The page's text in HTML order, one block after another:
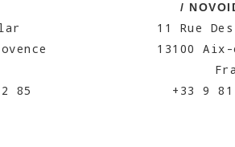
85
/
11 Rue
13100 Aix-
+33 9